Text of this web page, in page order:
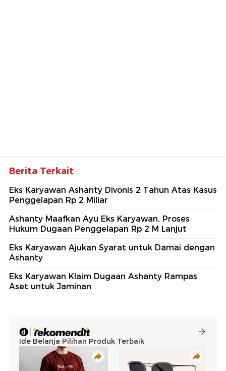
Berita Terkait
Eks Karyawan Ashanty Divonis 2 Tahun Atas Kasus
Penggelapan Rp 2 Miliar
Ashanty Maafkan Ayu Eks Karyawan, Proses
Hukum Dugaan Penggelapan Rp 2 M Lanjut
Eks Karyawan Ajukan Syarat untuk Damai dengan
Ashanty
Eks Karyawan Klaim Dugaan Ashanty Rampas
Aset untuk Jaminan